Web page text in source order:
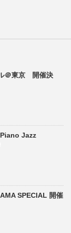
＠東京 開催決
Jazz
SPECIAL 開催